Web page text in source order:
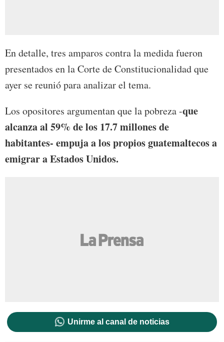
En detalle, tres amparos contra la medida fueron
presentados en la Corte de Constitucionalidad que
ayer se reunió para analizar el tema.
Los opositores argumentan que la pobreza -que
alcanza al 59% de los 17.7 millones de
habitantes- empuja a los propios guatemaltecos a
emigrar a Estados Unidos.
Unirme al canal de noticias